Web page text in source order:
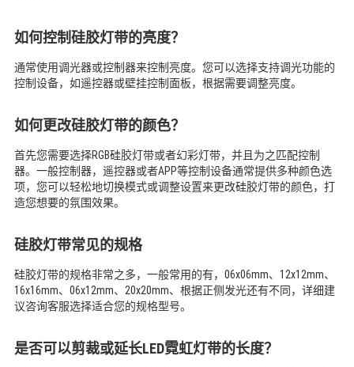
如何控制硅胶灯带的亮度？
通常使用调光器或控制器来控制亮度。您可以选择支持调光功能的
控制设备，如遥控器或壁挂控制面板，根据需要调整亮度。
如何更改硅胶灯带的颜色？
首先您需要选择RGB硅胶灯带或者幻彩灯带，并且为之匹配控制
器。一般控制器，遥控器或者APP等控制设备通常提供多种颜色选
项，您可以轻松地切换模式或调整设置来更改硅胶灯带的颜色，打
造您想要的氛围效果。
硅胶灯带常见的规格
硅胶灯带的规格非常之多，一般常用的有，06x06mm、12x12mm、
16x16mm、06x12mm、20x20mm、根据正侧发光还有不同，详细建
议咨询客服选择适合您的规格型号。
是否可以剪裁或延长LED霓虹灯带的长度？